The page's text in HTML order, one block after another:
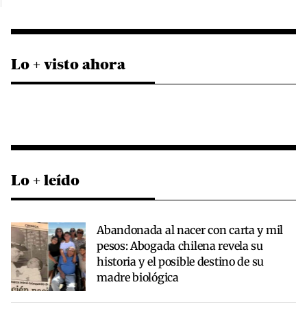
Lo + visto ahora
Lo + leído
Abandonada al nacer con carta y mil
pesos: Abogada chilena revela su
historia y el posible destino de su
madre biológica